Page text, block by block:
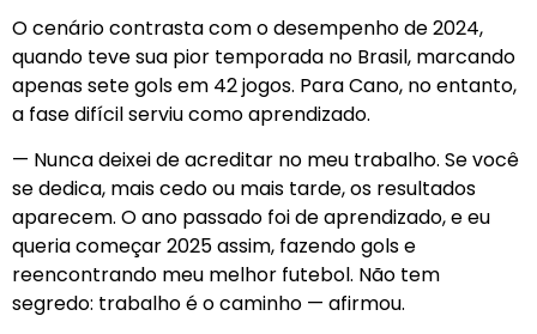
O cenário contrasta com o desempenho de 2024,
quando teve sua pior temporada no Brasil, marcando
apenas sete gols em 42 jogos. Para Cano, no entanto,
a fase difícil serviu como aprendizado.
— Nunca deixei de acreditar no meu trabalho. Se você
se dedica, mais cedo ou mais tarde, os resultados
aparecem. O ano passado foi de aprendizado, e eu
queria começar 2025 assim, fazendo gols e
reencontrando meu melhor futebol. Não tem
segredo: trabalho é o caminho — afirmou.